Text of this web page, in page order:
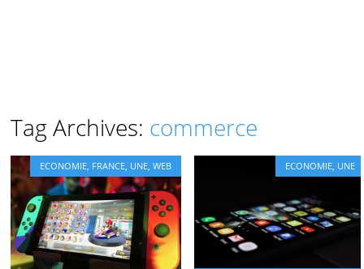
Tag Archives: commerce
ECONOMIE FRANCE UNE ,WEB ECONOMIE UNE